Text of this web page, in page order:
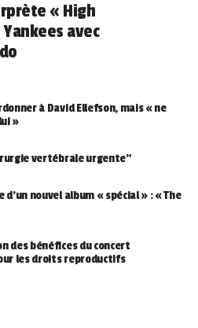
« High
avec
à David Ellefson, mais « ne
»
vertébrale urgente”
d’un nouvel album « spécial » : « The
des bénéfices du concert
les droits reproductifs